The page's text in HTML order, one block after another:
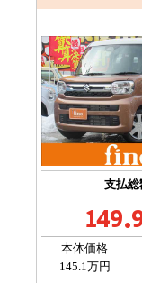
支払総
本体価格
145.1万円